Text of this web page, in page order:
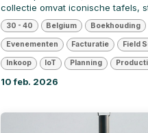
collectie omvat iconische tafels,
30 - 40 Belgium Boekhouding
Evenementen Facturatie Field
Inkoop IoT Planning
10 feb. 2026